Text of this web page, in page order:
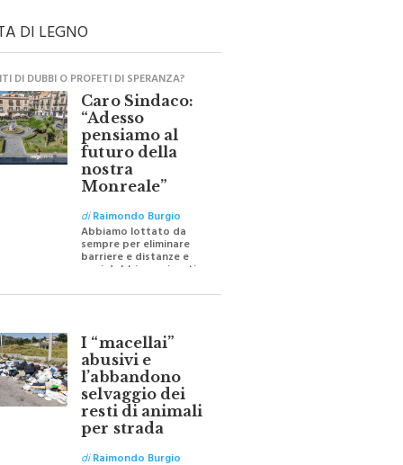
DI LEGNO
DI DUBBI O PROFETI DI SPERANZA?
Caro Sindaco:
“Adesso
pensiamo al
futuro della
nostra
Monreale”
diRaimondo Burgio
Abbiamo lottato da
sempre per eliminare
barriere e distanze e
oggi dobbiamo ripartire
I “macellai”
abusivi e
l’abbandono
selvaggio dei
resti di animali
per strada
diRaimondo Burgio